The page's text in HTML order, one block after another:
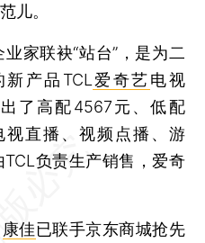
儿。
联袂“站台”，是为二
产品TCL 爱奇艺电视
了高配4567元、低配
直播、视频点播、游
负责生产销售，爱奇
康佳已联手京东商城抢先